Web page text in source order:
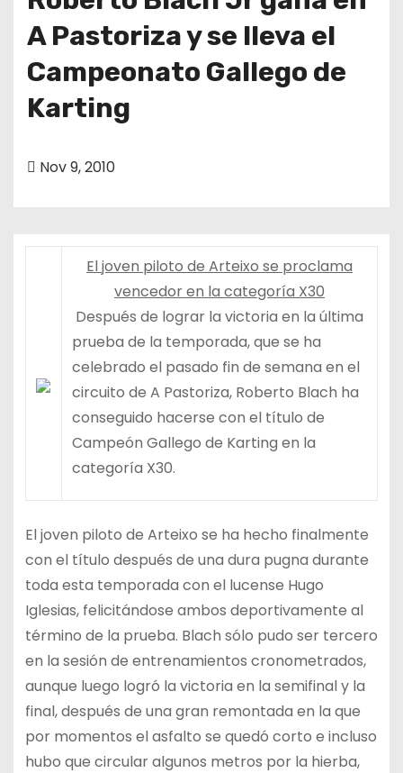
A Pastoriza y se lleva el
Campeonato Gallego de
Karting
Nov 9, 2010
El joven piloto de Arteixo se proclama
vencedor en la categoría X30
Después de lograr la victoria en la última
prueba de la temporada, que se ha
celebrado el pasado fin de semana en el
circuito de A Pastoriza, Roberto Blach ha
conseguido hacerse con el título de
Campeón Gallego de Karting en la
categoría X30.
El joven piloto de Arteixo se ha hecho finalmente
con el título después de una dura pugna durante
toda esta temporada con el lucense Hugo
Iglesias, felicitándose ambos deportivamente al
término de la prueba. Blach sólo pudo ser tercero
en la sesión de entrenamientos cronometrados,
aunque luego logró la victoria en la semifinal y la
final, después de una gran remontada en la que
por momentos el asfalto se quedó corto e incluso
hubo que circular algunos metros por la hierba,